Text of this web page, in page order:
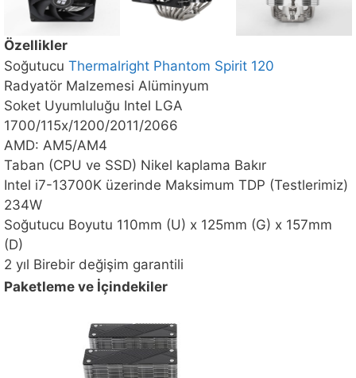
Özellikler
Soğutucu Thermalright Phantom Spirit 120
Radyatör Malzemesi Alüminyum
Soket Uyumluluğu Intel LGA
1700/115x/1200/2011/2066
AMD: AM5/AM4
Taban (CPU ve SSD) Nikel kaplama Bakır
Intel i7-13700K üzerinde Maksimum TDP (Testlerimiz)
234W
Soğutucu Boyutu 110mm (U) x 125mm (G) x 157mm
(D)
2 yıl Birebir değişim garantili
Paketleme ve İçindekiler